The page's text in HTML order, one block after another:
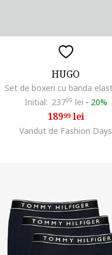
HUGO
Initial: 23799 lei - 20%
18999lei
Vandut de Fashion Days